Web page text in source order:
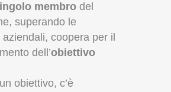
membro del
superando le
coopera per il
dell’obiettivo
obiettivo, c’è